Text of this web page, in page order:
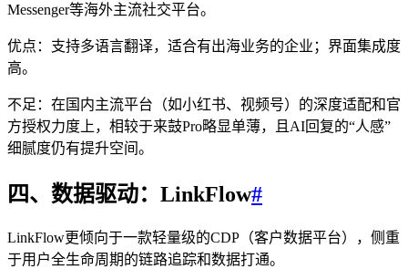
Messenger等海外主流社交平台。
优点：支持多语言翻译，适合有出海业务的企业；界面集成度
高。
不足：在国内主流平台（如小红书、视频号）的深度适配和官
方授权力度上，相较于来鼓Pro略显单薄，且AI回复的“人感”
细腻度仍有提升空间。
四、数据驱动：LinkFlow#
LinkFlow更倾向于一款轻量级的CDP（客户数据平台），侧重
于用户全生命周期的链路追踪和数据打通。